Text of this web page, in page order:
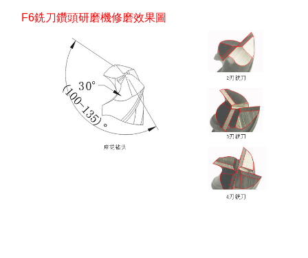
F6銑刀鑽頭研磨機修磨效果圖